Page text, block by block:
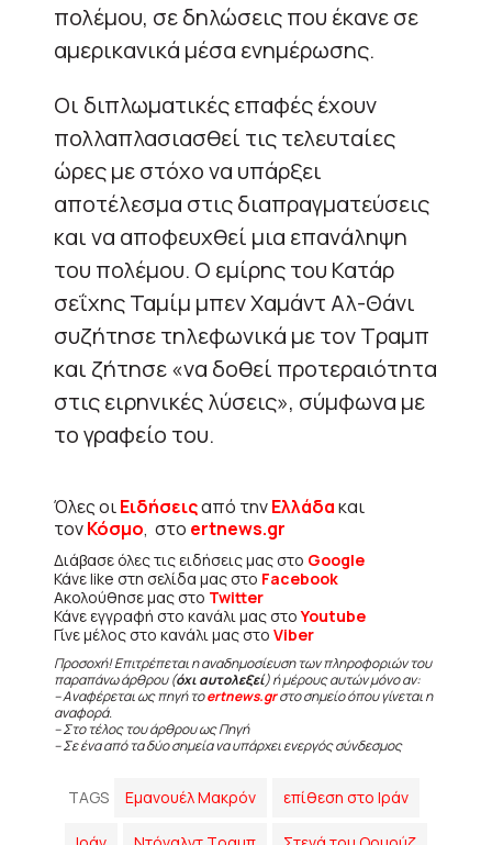
πολέμου, σε δηλώσεις που έκανε σε
αμερικανικά μέσα ενημέρωσης.
Οι διπλωματικές επαφές έχουν
πολλαπλασιασθεί τις τελευταίες
ώρες με στόχο να υπάρξει
αποτέλεσμα στις διαπραγματεύσεις
και να αποφευχθεί μια επανάληψη
του πολέμου. Ο εμίρης του Κατάρ
σεΐχης Ταμίμ μπεν Χαμάντ Αλ-Θάνι
συζήτησε τηλεφωνικά με τον Τραμπ
και ζήτησε «να δοθεί προτεραιότητα
στις ειρηνικές λύσεις», σύμφωνα με
το γραφείο του.
Όλες οιΕιδήσειςαπό τηνΕλλάδακαι
τονΚόσμο, στο ertnews.gr
Διάβασε όλες τις ειδήσεις μας στο Google
Κάνε like στη σελίδα μας στο Facebook
Ακολούθησε μας στο Twitter
Κάνε εγγραφή στο κανάλι μας στοYoutube
Γίνε μέλος στο κανάλι μας στο Viber
Προσοχή! Επιτρέπεται η αναδημοσίευση των πληροφοριών του
παραπάνω άρθρου (όχι αυτολεξεί) ή μέρους αυτών μόνο αν:
– Αναφέρεται ως πηγή τοertnews.grστο σημείο όπου γίνεται η
αναφορά.
– Στο τέλος του άρθρου ως Πηγή
– Σε ένα από τα δύο σημεία να υπάρχει ενεργός σύνδεσμος
TAGS Εμανουέλ Μακρόν επίθεση στο Ιράν